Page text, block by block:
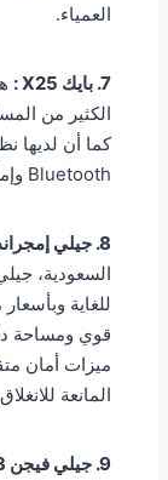
العمياء.
7. بايك X25 :
الكثير من
كما أن لديها
Bluetooth وإمكانيات تكامل الهاتف الذكي
8. جيلي إمجراند 7 :
للغاية
قوي ومساحة
ميزات أمان
المانعة
9. جيلي فيجن X3 :